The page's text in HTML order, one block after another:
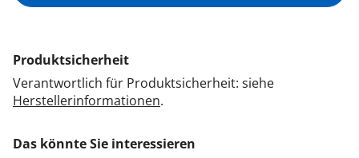
Produktsicherheit
Verantwortlich für Produktsicherheit: siehe
Herstellerinformationen.
Das könnte Sie interessieren